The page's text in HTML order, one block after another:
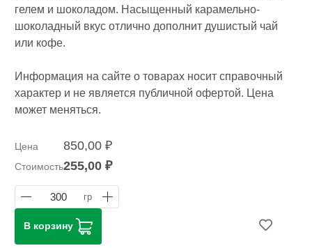
гелем и шоколадом. Насыщенный карамельно-
шоколадный вкус отлично дополнит душистый чай
или кофе.
Информация на сайте о товарах носит справочный
характер и не является публичной офертой. Цена
может меняться.
Цена 850,00 ₽
Стоимость255,00 ₽
300 гр
В корзину